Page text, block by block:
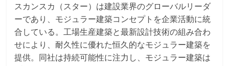
スカンスカ（スター）は建設業界のグローバルリーダ
ーであり、モジュラー建築コンセプトを企業活動に統
合している。工場生産建築と最新設計技術の組み合わ
せにより、耐久性に優れた恒久的なモジュラー建築を
提供。同社は持続可能性に注力し、モジュラー建築は